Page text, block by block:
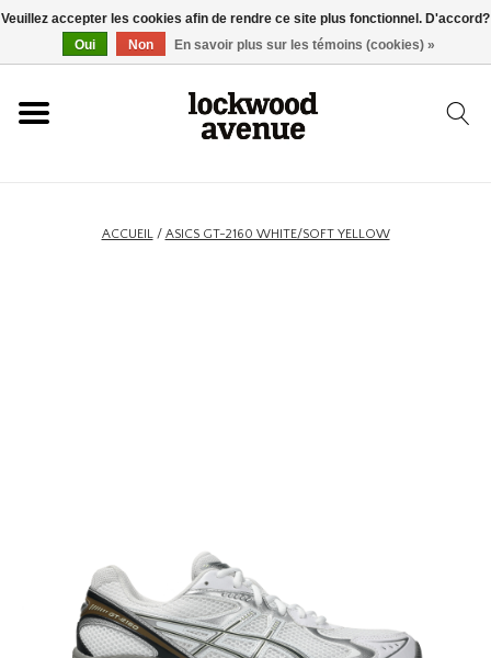
ACCUEIL
MARQUES
ACCUEIL/ ASICS GT-2160 WHITE/SOFT YELLOW
Veuillez accepter les cookies afin de rendre ce site plus fonctionnel. D'accord?
Oui
Non En savoir plus sur les témoins (cookies) »